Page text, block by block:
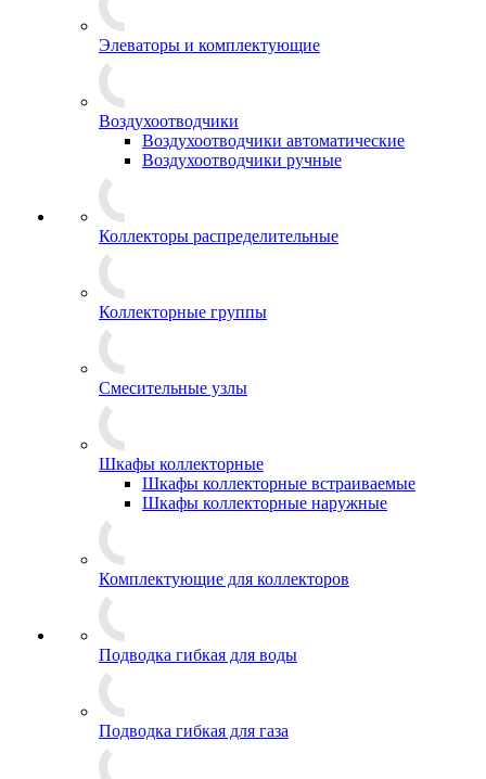
Элеваторы и комплектующие
Воздухоотводчики
Воздухоотводчики автоматические
Воздухоотводчики ручные
Коллекторы распределительные
Коллекторные группы
Смесительные узлы
Шкафы коллекторные
Шкафы коллекторные встраиваемые
Шкафы коллекторные наружные
Комплектующие для коллекторов
Подводка гибкая для воды
Подводка гибкая для газа